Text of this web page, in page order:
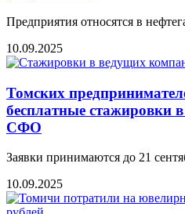
Предприятия относятся в
10.09.2025
Томских
бесплатные стажировки
СФО
Заявки принимаются до 21
10.09.2025